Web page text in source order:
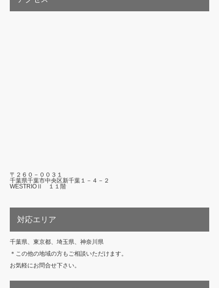
〒２６０－００３１
千葉県千葉市中央区新千葉１－４－２
WESTRIOⅡ １１階
対応エリア
千葉県、東京都、埼玉県、神奈川県
＊この他の地域の方もご相談いただけます。
お気軽にお問合せ下さい。